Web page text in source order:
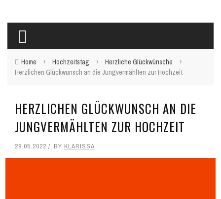
Home › Hochzeitstag › Herzliche Glückwünsche ›
Herzlichen Glückwunsch an die Jungvermählten zur Hochzeit
HERZLICHEN GLÜCKWUNSCH AN DIE
JUNGVERMÄHLTEN ZUR HOCHZEIT
28.05.2022 BY KLARISSA